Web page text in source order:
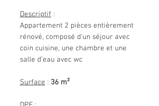
Descriptif :
Appartement 2 pièces entièrement
rénové, composé d’un séjour avec
coin cuisine, une chambre et une
salle d’eau avec wc
Surface : 36 m²